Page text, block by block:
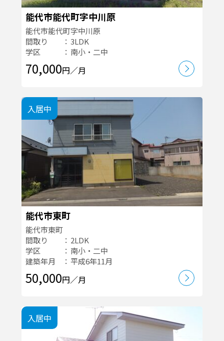
能代市能代町字中川原
能代市能代町字中川原
間取り
3LDK
学区
南小・二中
70,000円／月
入居中
能代市東町
能代市東町
間取り
2LDK
学区
南小・二中
建築年月
平成6年11月
50,000円／月
入居中